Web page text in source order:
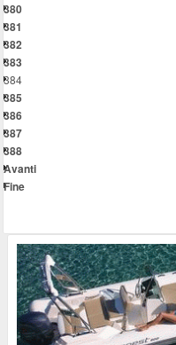
380
381
382
383
384
385
386
387
388
Avanti
Fine